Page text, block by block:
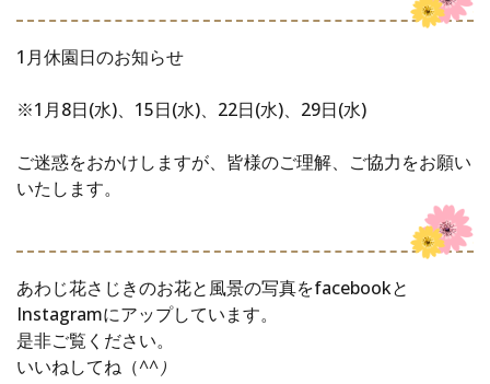
1月休園日のお知らせ
※1月8日(水)、15日(水)、22日(水)、29日(水)
ご迷惑をおかけしますが、皆様のご理解、ご協力をお願い
いたします。
あわじ花さじきのお花と風景の写真をfacebookと
Instagramにアップしています。
是非ご覧ください。
いいねしてね（^^）